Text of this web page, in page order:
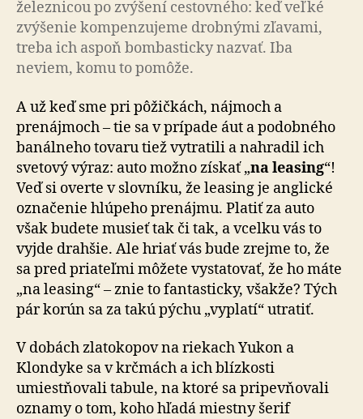
železnicou po zvýšení cestovného: keď veľké
zvýšenie kompenzujeme drobnými zľavami,
treba ich aspoň bombasticky nazvať. Iba
neviem, komu to pomôže.
A už keď sme pri pôžičkách, nájmoch a
prenájmoch – tie sa v prípade áut a podobného
banálneho tovaru tiež vytratili a nahradil ich
svetový výraz: auto možno získať „na leasing“!
Veď si overte v slovníku, že leasing je anglické
označenie hlúpeho prenájmu. Platiť za auto
však budete musieť tak či tak, a vcelku vás to
vyjde drahšie. Ale hriať vás bude zrejme to, že
sa pred priateľmi môžete vystatovať, že ho máte
„na leasing“ – znie to fantasticky, všakže? Tých
pár korún sa za takú pýchu „vyplatí“ utratiť.
V dobách zlatokopov na riekach Yukon a
Klondyke sa v krčmách a ich blízkosti
umiestňovali tabule, na ktoré sa pripevňovali
oznamy o tom, koho hľadá miestny šerif